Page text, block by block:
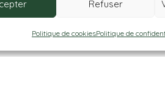
Refuser
Politique de cookiesPolitique de